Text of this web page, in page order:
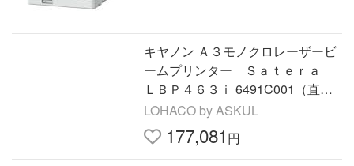
キヤノン Ａ３モノクロレーザービ
ームプリンター Ｓａｔｅｒａ
ＬＢＰ４６３ｉ 6491C001（直送
品）
LOHACO by ASKUL
177,081 円